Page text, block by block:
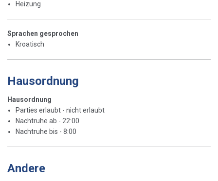
Heizung
Sprachen gesprochen
Kroatisch
Hausordnung
Hausordnung
Parties erlaubt - nicht erlaubt
Nachtruhe ab - 22:00
Nachtruhe bis - 8:00
Andere